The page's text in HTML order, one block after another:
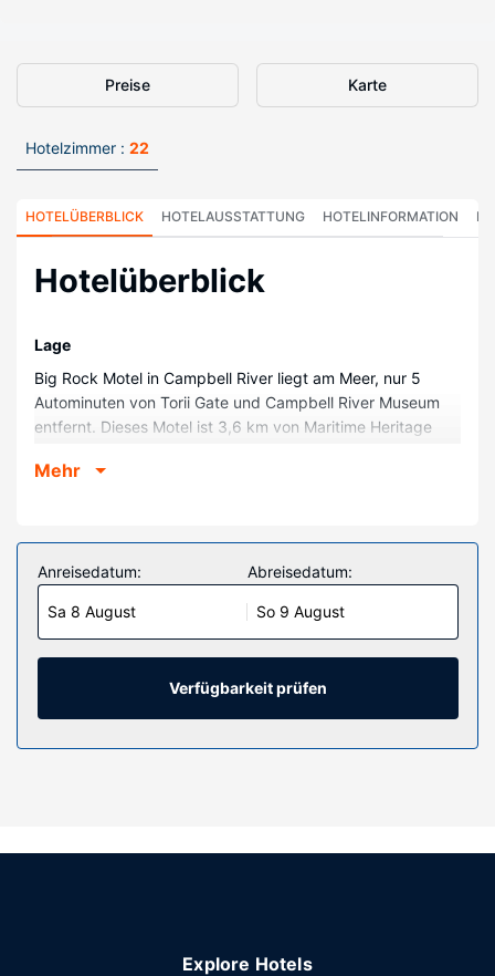
Preise Karte
Hotelzimmer : 22
HOTELÜBERBLICK HOTELAUSSTATTUNG HOTELINFORMATION
Hotelüberblick
Lage
Big Rock Motel in Campbell River liegt am Meer, nur 5
Autominuten von Torii Gate und Campbell River Museum
entfernt. Dieses Motel ist 3,6 km von Maritime Heritage
entfernt.
Fühl dich in einem der 22 Zimmer, die Kühlschrank und
Mikrowelle bieten, wie zu Hause. Ein WLAN-
Internetzugang (kostenlos) ist ebenso verfügbar wie
Kabelempfang. Es sind eigene Badezimmer mit
Duschwannen vorhanden, die über kostenlose
Toilettenartikel und Haartrockner verfügen. Zu den
Highlights gehören Schreibtische und Wasserkocher mit
Kaffee-/Teezubehör.
Ausstattung der Anlage
Mehr
Anreisedatum:
Sa 8 August
Abreisedatum:
So 9 August
Verfügbarkeit prüfen
Explore Hotels